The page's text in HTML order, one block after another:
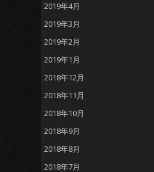
2019年4月
2019年3月
2019年2月
2019年1月
2018年12月
2018年11月
2018年10月
2018年9月
2018年8月
2018年7月